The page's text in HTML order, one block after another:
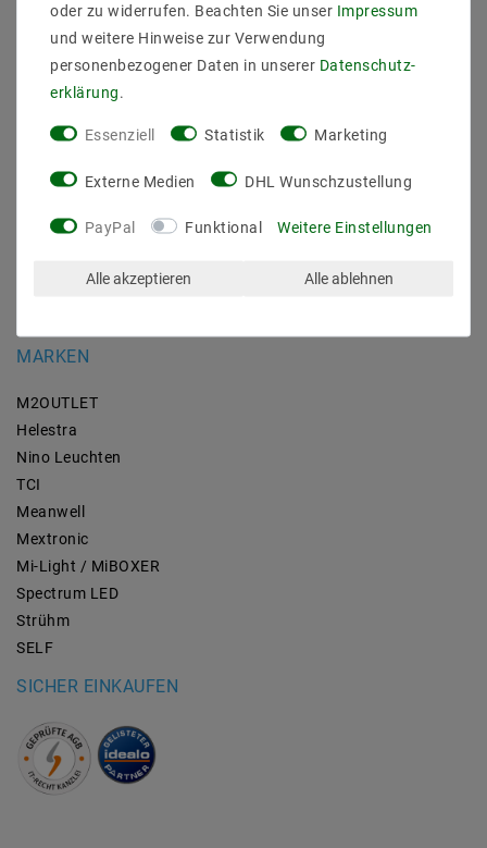
Vertrag widerrufen
SICHER BEZAHLEN
MARKEN
M2OUTLET
Helestra
Nino Leuchten
TCI
Meanwell
Mextronic
Mi-Light / MiBOXER
Spectrum LED
Strühm
SELF
SICHER EINKAUFEN
oder zu widerrufen. Beachten Sie unser Impressum
und weitere Hinweise zur Verwendung
personenbezogener Daten in unserer Daten­schutz­
erklärung.
Essenziell Statistik Marketing
Externe Medien DHL Wunschzustellung
PayPal Funktional Weitere Einstellungen
Alle akzeptieren Alle ablehnen